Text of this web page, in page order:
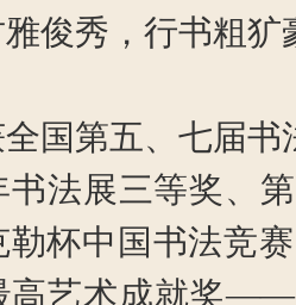
俊秀，行书粗
国第五、七届
书法展三等奖、
杯中国书法竞
高艺术成就奖